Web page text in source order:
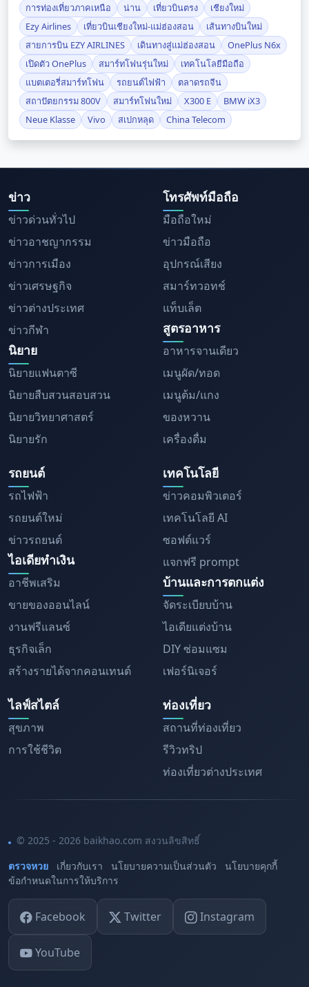
การท่องเที่ยวภาคเหนือ น่าน เที่ยวบินตรง
เชียงใหม่
Ezy Airlines
เที่ยวบินเชียงใหม่-แม่ฮ่องสอน
เส้นทางบินใหม่
สายการบิน EZY AIRLINES
เดินทางสู่แม่ฮ่องสอน
OnePlus N6x
เปิดตัว OnePlus
สมาร์ทโฟนรุ่นใหม่
เทคโนโลยีมือถือ
แบตเตอรี่สมาร์ทโฟน
รถยนต์ไฟฟ้า
ตลาดรถจีน
สถาปัตยกรรม 800V
สมาร์ทโฟนใหม่ X300 E
BMW iX3
Neue Klasse
Vivo สเปกหลุด China Telecom
ข่าว
ข่าวด่วนทั่วไป
ข่าวอาชญากรรม
ข่าวการเมือง
ข่าวเศรษฐกิจ
ข่าวต่างประเทศ
ข่าวกีฬา
นิยาย
นิยายแฟนตาซี
นิยายสืบสวนสอบสวน
นิยายวิทยาศาสตร์
นิยายรัก
โทรศัพท์มือถือ
มือถือใหม่
ข่าวมือถือ
อุปกรณ์เสียง
สมาร์ทวอทช์
แท็บเล็ต
สูตรอาหาร
อาหารจานเดียว
เมนูผัด/ทอด
เมนูต้ม/แกง
ของหวาน
เครื่องดื่ม
รถยนต์
รถไฟฟ้า
รถยนต์ใหม่
ข่าวรถยนต์
ไอเดียทำเงิน
อาชีพเสริม
ขายของออนไลน์
งานฟรีแลนซ์
ธุรกิจเล็ก
สร้างรายได้จากคอนเทนต์
เทคโนโลยี
ข่าวคอมพิวเตอร์
เทคโนโลยี AI
ซอฟต์แวร์
แจกฟรี prompt
บ้านและการตกแต่ง
จัดระเบียบบ้าน
ไอเดียแต่งบ้าน
DIY ซ่อมแซม
เฟอร์นิเจอร์
ไลฟ์สไตล์
สุขภาพ
การใช้ชีวิต
ท่องเที่ยว
สถานที่ท่องเที่ยว
รีวิวทริป
ท่องเที่ยวต่างประเทศ
© 2025 - 2026 baikhao.com สงวนลิขสิทธิ์
ตรวจหวย
เกี่ยวกับเรา นโยบายความเป็นส่วนตัว
นโยบายคุกกี้
ข้อกำหนดในการให้บริการ
Facebook Twitter Instagram
YouTube